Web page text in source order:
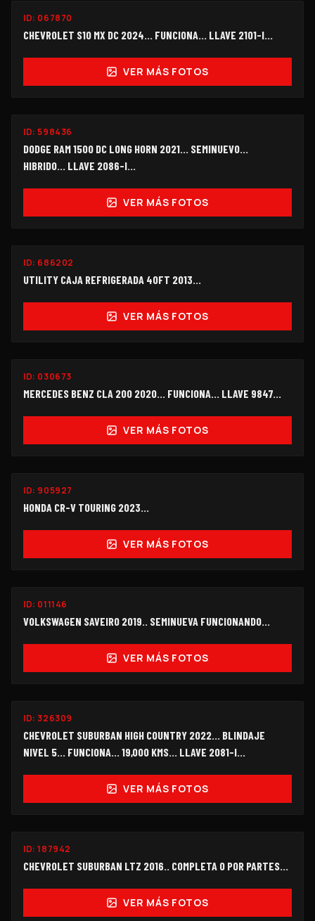
ID: 067870
CHEVROLET S10 MX DC 2024... FUNCIONA... LLAVE 2101-I...
VER MÁS FOTOS
ID: 598436
DODGE RAM 1500 DC LONG HORN 2021... SEMINUEVO...
HIBRIDO… LLAVE 2086-I...
VER MÁS FOTOS
ID: 686202
UTILITY CAJA REFRIGERADA 40FT 2013...
VER MÁS FOTOS
ID: 030673
MERCEDES BENZ CLA 200 2020… FUNCIONA… LLAVE 9847...
VER MÁS FOTOS
ID: 905927
HONDA CR-V TOURING 2023...
VER MÁS FOTOS
OFERTA
ID: 011146
VOLKSWAGEN SAVEIRO 2019.. SEMINUEVA FUNCIONANDO...
VER MÁS FOTOS
ID: 326309
CHEVROLET SUBURBAN HIGH COUNTRY 2022... BLINDAJE
NIVEL 5… FUNCIONA… 19,000 KMS… LLAVE 2081-I...
VER MÁS FOTOS
ID:187942
CHEVROLET SUBURBAN LTZ 2016.. COMPLETA O POR PARTES...
VER MÁS FOTOS